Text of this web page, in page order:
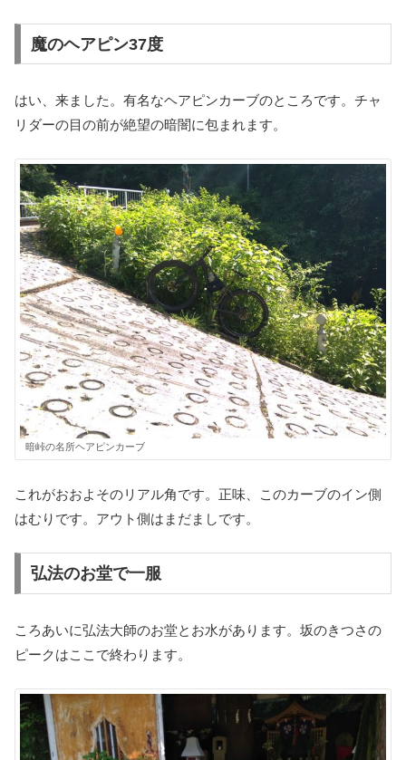
魔のヘアピン37度
はい、来ました。有名なヘアピンカーブのところです。チャ
リダーの目の前が絶望の暗闇に包まれます。
暗峠の名所ヘアピンカーブ
これがおおよそのリアル角です。正味、このカーブのイン側
はむりです。アウト側はまだましです。
弘法のお堂で一服
ころあいに弘法大師のお堂とお水があります。坂のきつさの
ピークはここで終わります。